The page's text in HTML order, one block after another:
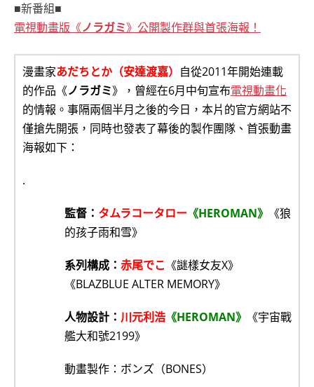
■新番組■
電視動畫版《ノラガミ》公開製作群與首張海報！
漫畫家あだちとか（安達渡嘉） 自從2011年開始連載
的作品《ノラガミ》，曾經在6月中旬宣布電視動畫化
的情報。事隔兩個半月之後的今日，本片的官方網站不
僅搶先開張，同時也發表了幕後的製作團隊、首張動畫
海報如下：
.
監督： タムラコータロー 《HEROMAN》
《狼
的孩子雨和雪》
系列構成： 赤尾でこ 《謎樣女友X》
《BLAZBLUE ALTER MEMORY》
人物設計： 川元利浩 《HEROMAN》
《宇宙戰
艦大和號2199》
動畫製作：ボンズ（BONES）